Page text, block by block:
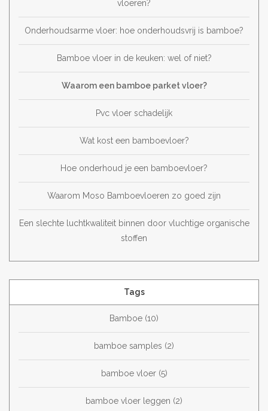
vloeren?
Onderhoudsarme vloer: hoe onderhoudsvrij is bamboe?
Bamboe vloer in de keuken: wel of niet?
Waarom een bamboe parket vloer?
Pvc vloer schadelijk
Wat kost een bamboevloer?
Hoe onderhoud je een bamboevloer?
Waarom Moso Bamboevloeren zo goed zijn
Een slechte luchtkwaliteit binnen door vluchtige organische
stoffen
Tags
Bamboe (10)
bamboe samples (2)
bamboe vloer (5)
bamboe vloer leggen (2)